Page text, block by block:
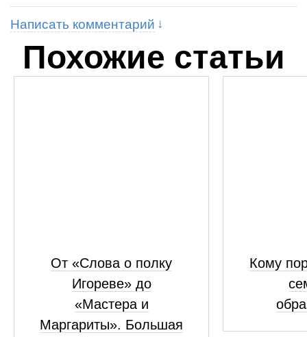
Написать комментарий
Похожие статьи
От «Слова о полку
Игореве» до
«Мастера и
Маргариты». Большая
Кому